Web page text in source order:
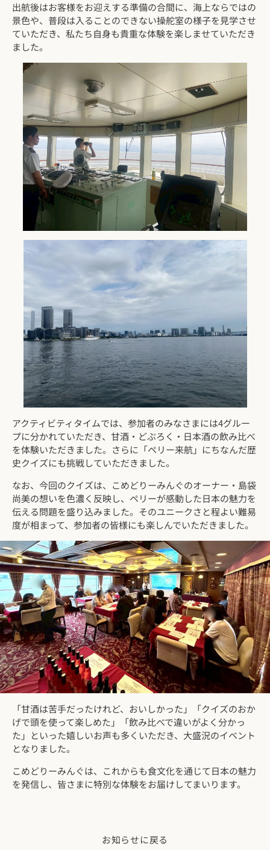
出航後はお客様をお迎えする準備の合間に、海上ならではの
景色や、普段は入ることのできない操舵室の様子を見学させ
ていただき、私たち自身も貴重な体験を楽しませていただき
ました。
アクティビティタイムでは、参加者のみなさまには4グルー
プに分かれていただき、甘酒・どぶろく・日本酒の飲み比べ
を体験いただきました。さらに「ペリー来航」にちなんだ歴
史クイズにも挑戦していただきました。
なお、今回のクイズは、こめどりーみんぐのオーナー・島袋
尚美の想いを色濃く反映し、ペリーが感動した日本の魅力を
伝える問題を盛り込みました。そのユニークさと程よい難易
度が相まって、参加者の皆様にも楽しんでいただきました。
「甘酒は苦手だったけれど、おいしかった」「クイズのおか
げで頭を使って楽しめた」「飲み比べで違いがよく分かっ
た」といった嬉しいお声も多くいただき、大盛況のイベント
となりました。
こめどりーみんぐは、これからも食文化を通じて日本の魅力
を発信し、皆さまに特別な体験をお届けしてまいります。
お知らせに戻る